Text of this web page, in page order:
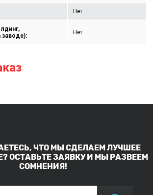
Нет
заводе):
Нет
ЧТО МЫ СДЕЛАЕМ ЛУЧШЕЕ
ОСТАВЬТЕ ЗАЯВКУ И МЫ РАЗВЕЕМ
СОМНЕНИЯ!